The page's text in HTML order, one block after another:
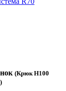
(Крюк H100